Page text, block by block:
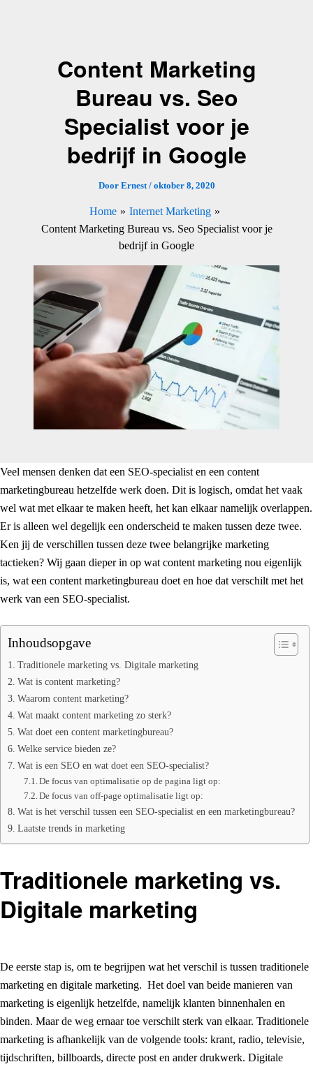
Content Marketing
Bureau vs. Seo
Specialist voor je
bedrijf in Google
Door Ernest/ oktober 8, 2020
Home
Internet Marketing
Content Marketing Bureau vs. Seo Specialist voor je
bedrijf in Google
Veel mensen denken dat een SEO-specialist en een content
marketingbureau hetzelfde werk doen. Dit is logisch, omdat het vaak
wel wat met elkaar te maken heeft, het kan elkaar namelijk overlappen.
Er is alleen wel degelijk een onderscheid te maken tussen deze twee.
Ken jij de verschillen tussen deze twee belangrijke marketing
tactieken? Wij gaan dieper in op wat content marketing nou eigenlijk
is, wat een content marketingbureau doet en hoe dat verschilt met het
werk van een SEO-specialist.
Inhoudsopgave
Traditionele marketing vs. Digitale marketing
Wat is content marketing?
Waarom content marketing?
Wat maakt content marketing zo sterk?
Wat doet een content marketingbureau?
Welke service bieden ze?
Wat is een SEO en wat doet een SEO-specialist?
De focus van optimalisatie op de pagina ligt op:
De focus van off-page optimalisatie ligt op:
Wat is het verschil tussen een SEO-specialist en een marketingbureau?
Laatste trends in marketing
Traditionele marketing vs.
Digitale marketing
De eerste stap is, om te begrijpen wat het verschil is tussen traditionele
marketing en digitale marketing. Het doel van beide manieren van
marketing is eigenlijk hetzelfde, namelijk klanten binnenhalen en
binden. Maar de weg ernaar toe verschilt sterk van elkaar. Traditionele
marketing is afhankelijk van de volgende tools: krant, radio, televisie,
tijdschriften, billboards, directe post en ander drukwerk. Digitale